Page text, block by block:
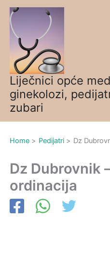
Skip
content
Liječnici opće
ginekolozi,
zubari
Home Pedijatri Dz
Dz Dubrovnik
ordinacija